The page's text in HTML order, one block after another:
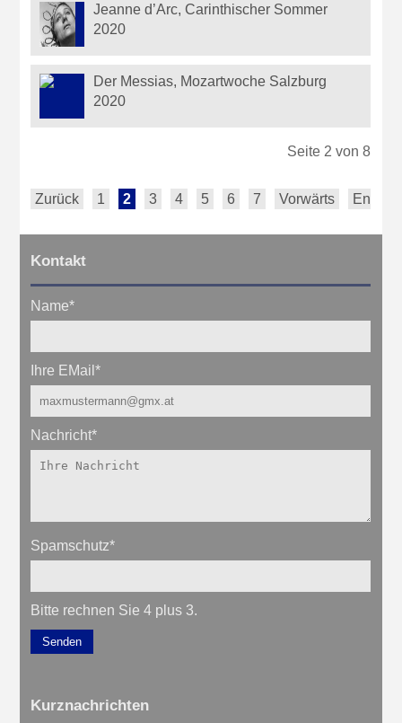
Jeanne d’Arc, Carinthischer Sommer
2020
Der Messias, Mozartwoche Salzburg
2020
Seite 2 von 8
Zurück 1 2 3 4 5 6 7 Vorwärts Ende
Kontakt
Name*
Ihre EMail*
Nachricht*
Spamschutz*
Bitte rechnen Sie 4 plus 3.
Senden
Kurznachrichten